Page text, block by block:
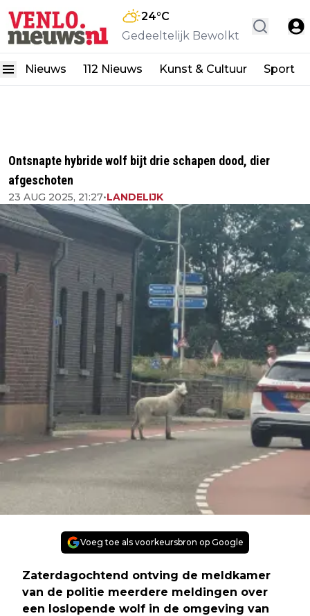
24°C
Gedeeltelijk Bewolkt
Nieuws 112 Nieuws Kunst & Cultuur Sport
Ontsnapte hybride wolf bijt drie schapen dood, dier
afgeschoten
23 AUG 2025, 21:27•LANDELIJK
Voeg toe als voorkeursbron op Google
Zaterdagochtend ontving de meldkamer
van de politie meerdere meldingen over
een loslopende wolf in de omgeving van